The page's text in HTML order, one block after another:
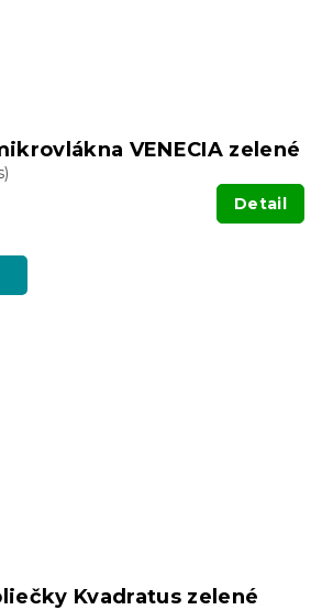
VENECIA zelené
Detail
Kvadratus zelené